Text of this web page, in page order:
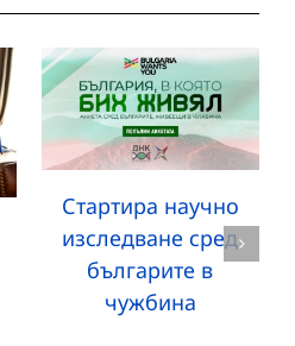
Стартира научно
изследване сред
българите в
чужбина